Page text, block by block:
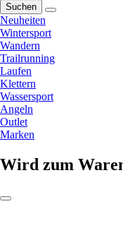
Suchen
Neuheiten
Wintersport
Wandern
Trailrunning
Laufen
Klettern
Wassersport
Angeln
Outlet
Marken
Wird zum